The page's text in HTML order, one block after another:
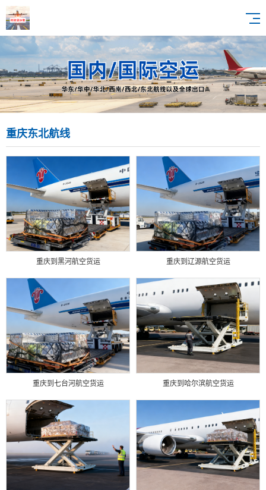
重庆东北航线
重庆到黑河航空货运 重庆到辽源航空货运
重庆到七台河航空货运 重庆到哈尔滨航空货运